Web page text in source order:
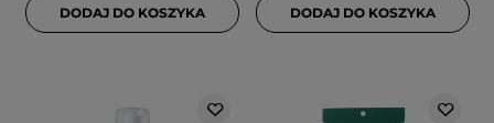
DODAJ DO KOSZYKA DODAJ DO KOSZYKA